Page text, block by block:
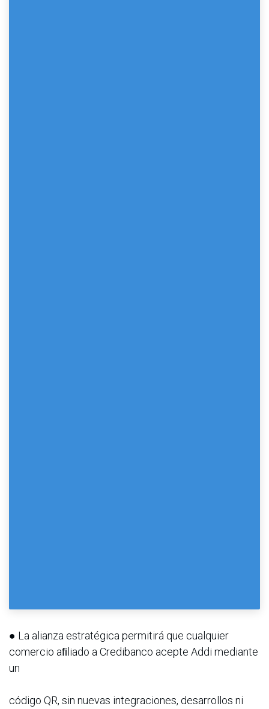
● La alianza estratégica permitirá que cualquier
comercio aﬁliado a Credibanco acepte Addi mediante
un
código QR, sin nuevas integraciones, desarrollos ni